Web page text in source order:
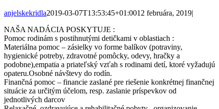
anjelskekridla2019-03-07T13:53:45+01:0012 februára, 2019|
NAŠA NADÁCIA POSKYTUJE :
Pomoc rodinám s postihnutými detičkami v oblastiach :
Materiálna pomoc – zásielky vo forme balíkov (potraviny,
hygienické potreby, zdravotné pomôcky, odevy, hračky a
podobne),empatia a priateľský vzťah s rodinami detí, ktoré vyžadujú
opateru.Osobné návštevy do rodín.
Finančná pomoc – financie zaslané pre riešenie konkrétnej finančnej
situácie za určitým účelom, resp. zaslanie príspevkov od
jednotlivých darcov